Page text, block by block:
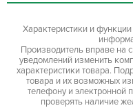
Характеристики и
Производитель вправе на
уведомлений изменить
характеристики товара.
товара и их возможных
телефону и электронной
проверять наличие